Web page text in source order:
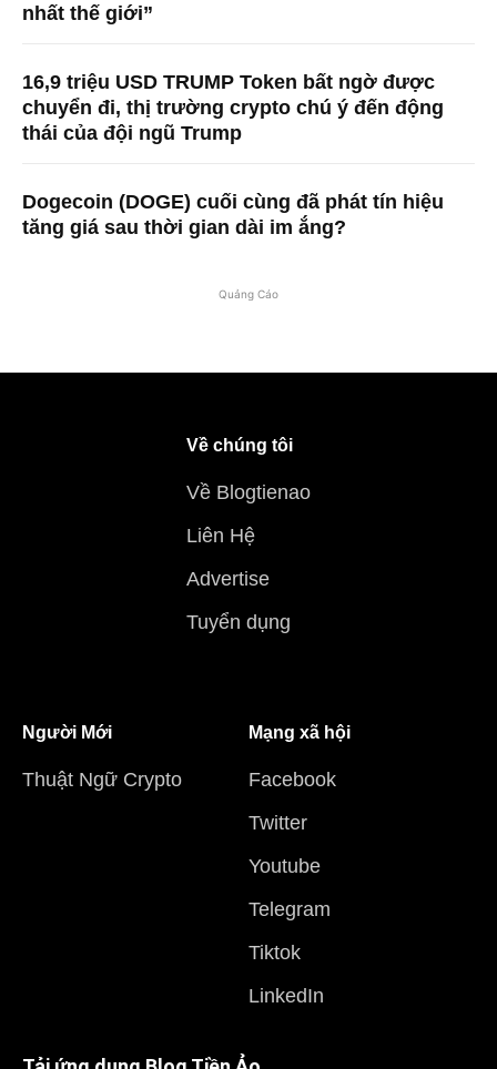
nhất thế giới”
16,9 triệu USD TRUMP Token bất ngờ được
chuyển đi, thị trường crypto chú ý đến động
thái của đội ngũ Trump
Dogecoin (DOGE) cuối cùng đã phát tín hiệu
tăng giá sau thời gian dài im ắng?
Quảng Cáo
Về chúng tôi
Về Blogtienao
Liên Hệ
Advertise
Tuyển dụng
Người Mới
Thuật Ngữ Crypto
Mạng xã hội
Facebook
Twitter
Youtube
Telegram
Tiktok
LinkedIn